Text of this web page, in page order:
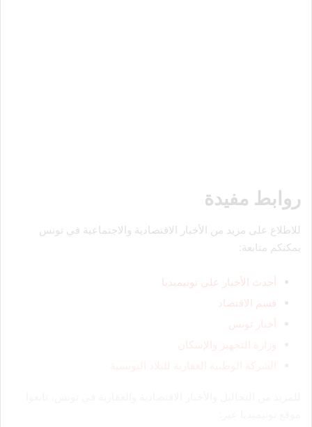
روابط مفيدة
للاطلاع على مزيد من الأخبار الاقتصادية والاجتماعية في تونس
يمكنكم متابعة:
أحدث الأخبار على تونيميديا
قسم الاقتصاد
أخبار تونس